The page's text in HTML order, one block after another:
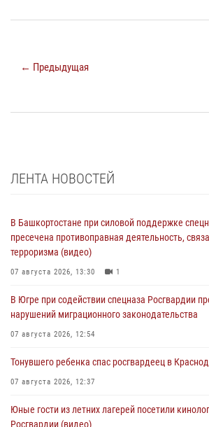
← Предыдущая
ЛЕНТА НОВОСТЕЙ
В Башкортостане при силовой поддержке
пресечена противоправная деятельность,
терроризма (видео)
07 августа 2026, 13:30 1
В Югре при содействии спецназа Росгвардии
нарушений миграционного законодательства
07 августа 2026, 12:54
Тонувшего ребенка спас росгвардеец в
07 августа 2026, 12:37
Юные гости из летних лагерей посетили
Росгвардии (видео)